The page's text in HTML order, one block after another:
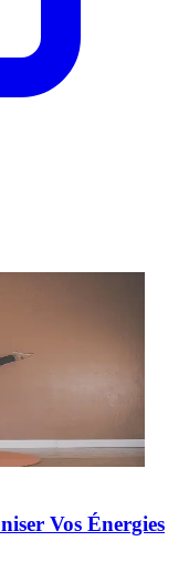
Vos Énergies